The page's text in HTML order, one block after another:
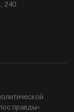
240
правды»